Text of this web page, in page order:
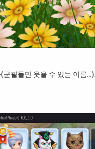
군필들만 웃을 수 있는 이름